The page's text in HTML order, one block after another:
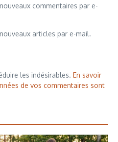
commentaires par e-
articles par e-mail.
les indésirables. En savoir
de vos commentaires sont